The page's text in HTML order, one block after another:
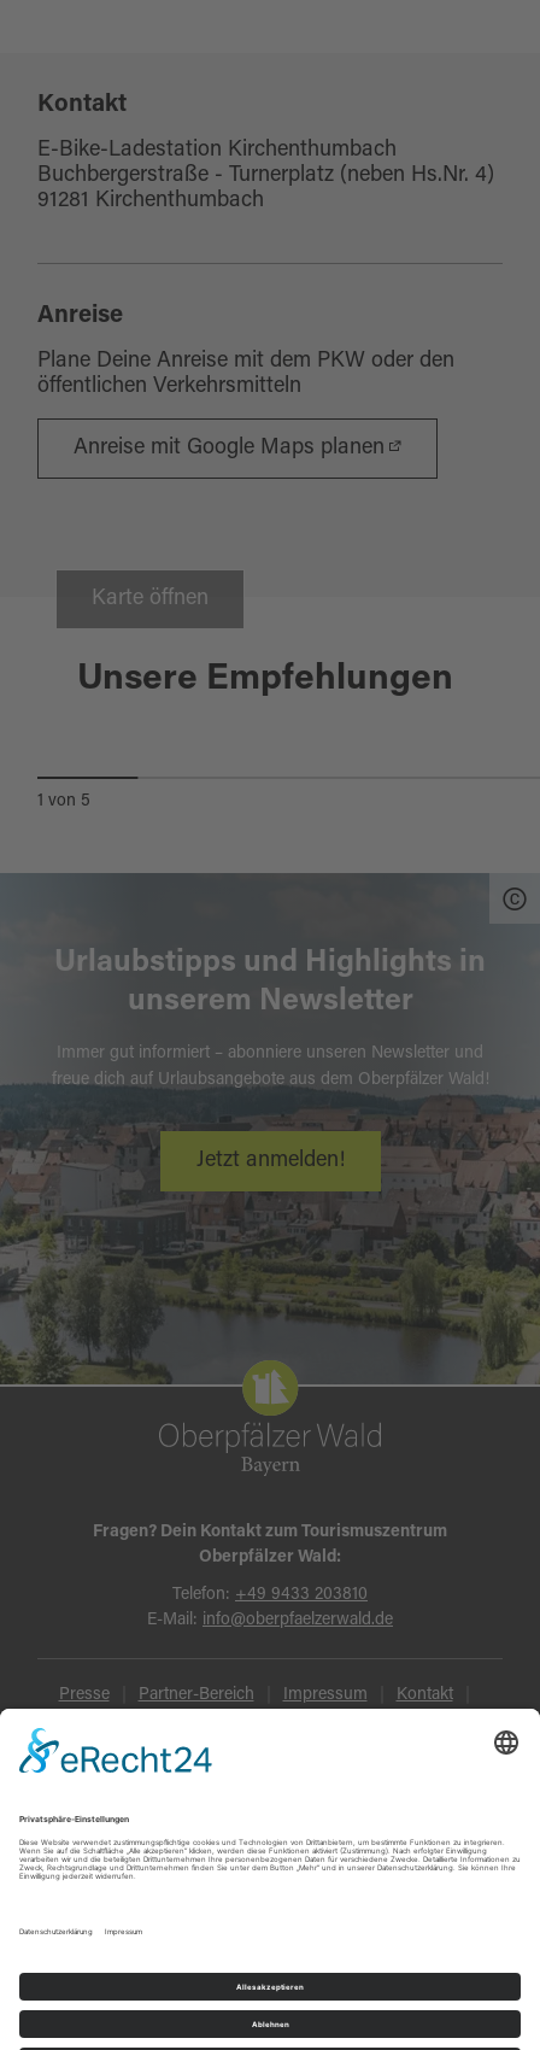
Kontakt
E-Bike-Ladestation Kirchenthumbach
Buchbergerstraße - Turnerplatz (neben Hs.Nr. 4)
91281 Kirchenthumbach
Anreise
Plane Deine Anreise mit dem PKW oder den
öffentlichen Verkehrsmitteln
Anreise mit Google Maps planen
Karte öffnen
Unsere Empfehlungen
Creußen
1 von 5
Urlaubstipps und Highlights in
unserem Newsletter
Immer gut informiert – abonniere unseren Newsletter und
freue dich auf Urlaubsangebote aus dem Oberpfälzer Wald!
Jetzt anmelden!
Fragen? Dein Kontakt zum Tourismuszentrum
Oberpfälzer Wald:
Telefon: +49 9433 203810
E-Mail: info@oberpfaelzerwald.de
Presse Partner-Bereich Impressum Kontakt
Datenschutz
© Oberpfälzer Wald 2026